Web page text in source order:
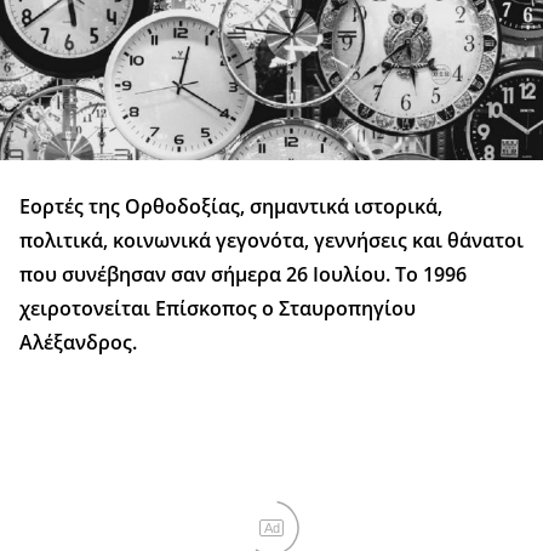
Εορτές της Ορθοδοξίας, σημαντικά ιστορικά,
πολιτικά, κοινωνικά γεγονότα, γεννήσεις και θάνατοι
που συνέβησαν σαν σήμερα 26 Ιουλίου. Το 1996
χειροτονείται Επίσκοπος ο Σταυροπηγίου
Αλέξανδρος.
Ad